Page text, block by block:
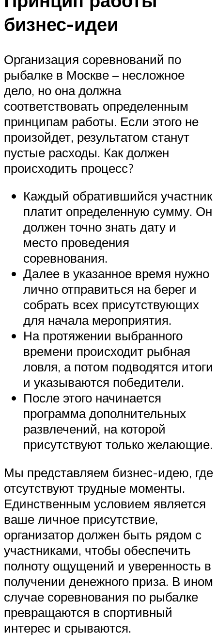
бизнес-идеи
Организация соревнований по
рыбалке в Москве – несложное
дело, но она должна
соответствовать определенным
принципам работы. Если этого не
произойдет, результатом станут
пустые расходы. Как должен
происходить процесс?
Каждый обратившийся участник
платит определенную сумму. Он
должен точно знать дату и
место проведения
соревнования.
Далее в указанное время нужно
лично отправиться на берег и
собрать всех присутствующих
для начала мероприятия.
На протяжении выбранного
времени происходит рыбная
ловля, а потом подводятся итоги
и указываются победители.
После этого начинается
программа дополнительных
развлечений, на которой
присутствуют только желающие.
Мы представляем бизнес-идею, где
отсутствуют трудные моменты.
Единственным условием является
ваше личное присутствие,
организатор должен быть рядом с
участниками, чтобы обеспечить
полноту ощущений и уверенность в
получении денежного приза. В ином
случае соревнования по рыбалке
превращаются в спортивный
интерес и срываются.